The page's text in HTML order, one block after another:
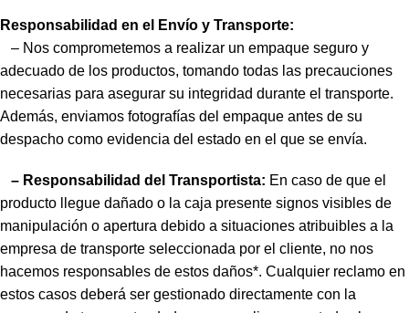
Responsabilidad en el Envío y Transporte:
– Nos comprometemos a realizar un empaque seguro y
adecuado de los productos, tomando todas las precauciones
necesarias para asegurar su integridad durante el transporte.
Además, enviamos fotografías del empaque antes de su
despacho como evidencia del estado en el que se envía.
– Responsabilidad del Transportista: En caso de que el
producto llegue dañado o la caja presente signos visibles de
manipulación o apertura debido a situaciones atribuibles a la
empresa de transporte seleccionada por el cliente, no nos
hacemos responsables de estos daños*. Cualquier reclamo en
estos casos deberá ser gestionado directamente con la